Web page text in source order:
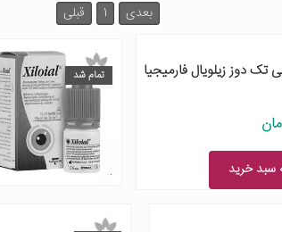
قبلی 1 بعدی
دوز زیلویال فارمیجیا
سبد خرید
تمام شد